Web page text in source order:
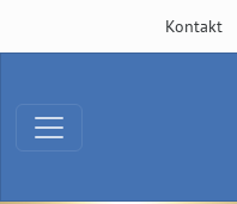
Kontakt